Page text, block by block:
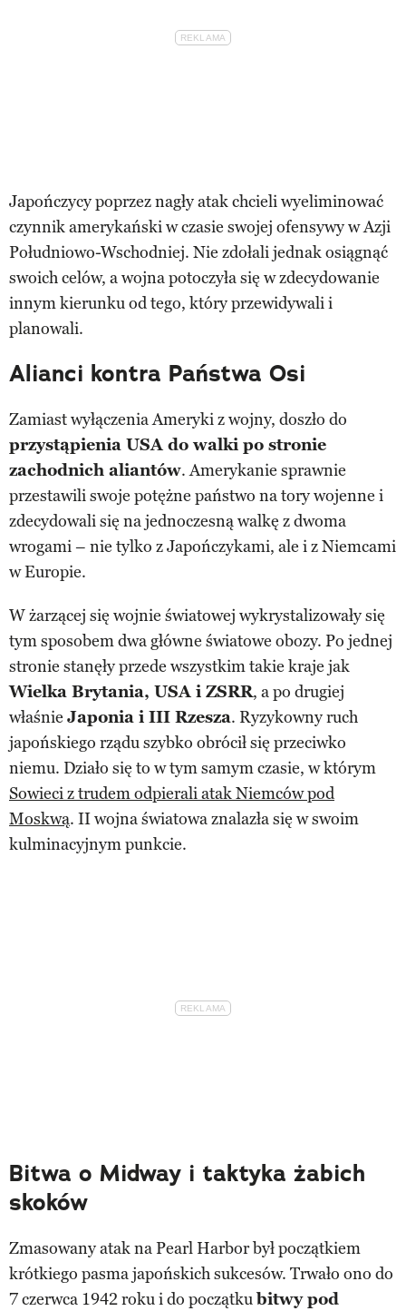
Japończycy poprzez nagły atak chcieli wyeliminować
czynnik amerykański w czasie swojej ofensywy w Azji
Południowo-Wschodniej. Nie zdołali jednak osiągnąć
swoich celów, a wojna potoczyła się w zdecydowanie
innym kierunku od tego, który przewidywali i
planowali.
Alianci kontra Państwa Osi
Zamiast wyłączenia Ameryki z wojny, doszło do
przystąpienia USA do walki po stronie
zachodnich aliantów. Amerykanie sprawnie
przestawili swoje potężne państwo na tory wojenne i
zdecydowali się na jednoczesną walkę z dwoma
wrogami – nie tylko z Japończykami, ale i z Niemcami
w Europie.
W żarzącej się wojnie światowej wykrystalizowały się
tym sposobem dwa główne światowe obozy. Po jednej
stronie stanęły przede wszystkim takie kraje jak
Wielka Brytania, USA i ZSRR, a po drugiej
właśnie Japonia i III Rzesza. Ryzykowny ruch
japońskiego rządu szybko obrócił się przeciwko
niemu. Działo się to w tym samym czasie, w którym
Sowieci z trudem odpierali atak Niemców pod
Moskwą. II wojna światowa znalazła się w swoim
kulminacyjnym punkcie.
Bitwa o Midway i taktyka żabich
skoków
Zmasowany atak na Pearl Harbor był początkiem
krótkiego pasma japońskich sukcesów. Trwało ono do
7 czerwca 1942 roku i do początkubitwy pod